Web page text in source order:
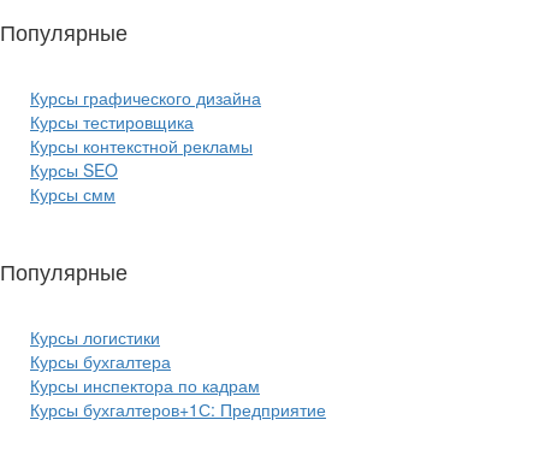
Популярные
Курсы графического дизайна
Курсы тестировщика
Курсы контекстной рекламы
Курсы SEO
Курсы смм
Популярные
Курсы логистики
Курсы бухгалтера
Курсы инспектора по кадрам
Курсы бухгалтеров+1С: Предприятие